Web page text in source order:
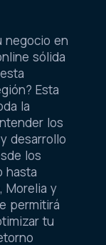
negocio en
sólida
Esta
la
los
desarrollo
los
hasta
Morelia y
permitirá
tu